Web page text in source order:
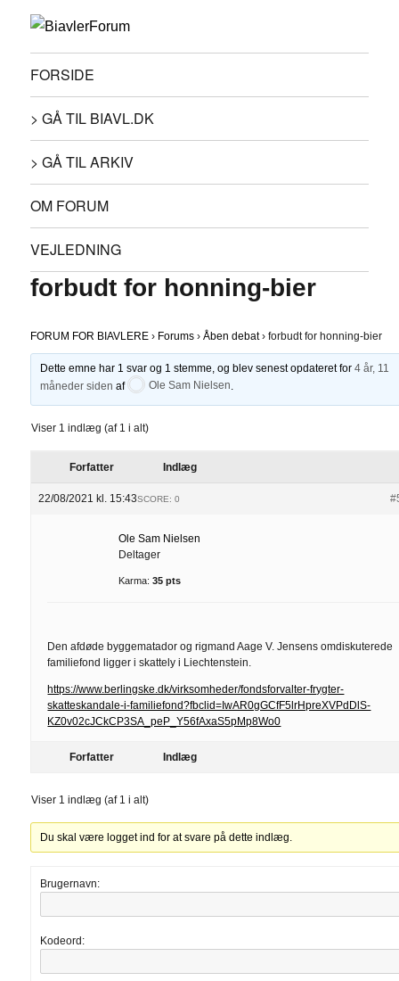
FORSIDE
> GÅ TIL BIAVL.DK
> GÅ TIL ARKIV
OM FORUM
VEJLEDNING
forbudt for honning-bier
FORUM FOR BIAVLERE › Forums › Åben debat › forbudt for honning-bier
Dette emne har 1 svar og 1 stemme, og blev senest opdateret for 4 år, 11
måneder siden af Ole Sam Nielsen
Viser 1 indlæg (af 1 i alt)
Forfatter Indlæg
22/08/2021 kl. 15:43SCORE: 0
Ole Sam Nielsen
Deltager
Karma: 35 pts
Den afdøde byggematador og rigmand Aage V. Jensens omdiskuterede
familiefond ligger i skattely i Liechtenstein.
https://www.berlingske.dk/virksomheder/fondsforvalter-frygter-
skatteskandale-i-familiefond?fbclid=IwAR0gGCfF5lrHpreXVPdDlS-
KZ0v02cJCkCP3SA_peP_Y56fAxaS5pMp8Wo0
Forfatter Indlæg
Viser 1 indlæg (af 1 i alt)
Du skal være logget ind for at svare på dette indlæg.
Brugernavn:
Kodeord: